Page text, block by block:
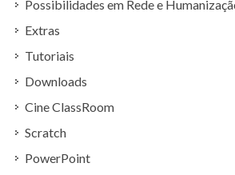
Possibilidades em Rede e
Extras
Tutoriais
Downloads
Cine ClassRoom
Scratch
PowerPoint